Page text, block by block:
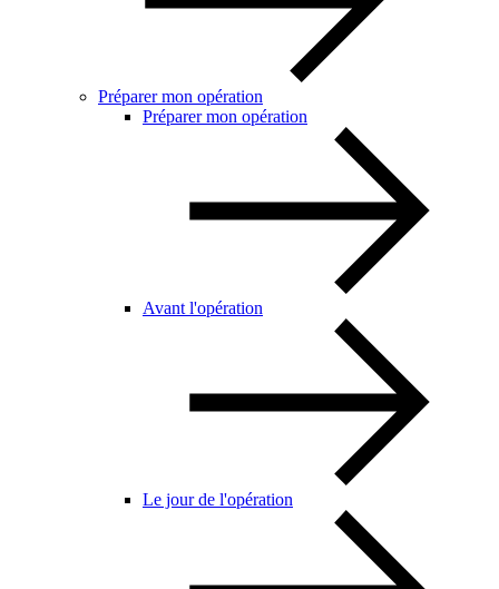
Préparer mon opération
Préparer mon opération
Avant l'opération
Le jour de l'opération